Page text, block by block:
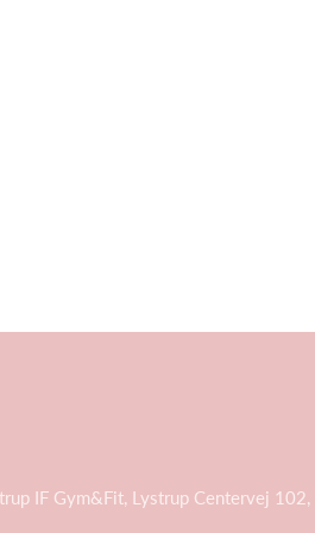
IF Gym&Fit, Lystrup Centervej